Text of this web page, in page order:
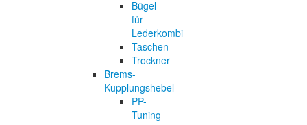
Bügel
für
Lederkombi
Taschen
Trockner
Brems-
Kupplungshebel
PP-
Tuning